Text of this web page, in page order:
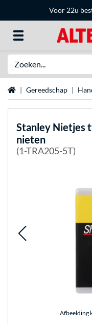
Voor 22u
HomeGereedschap
Stanley Nietjes
nieten
(1-TRA205-5T)
Afbeelding